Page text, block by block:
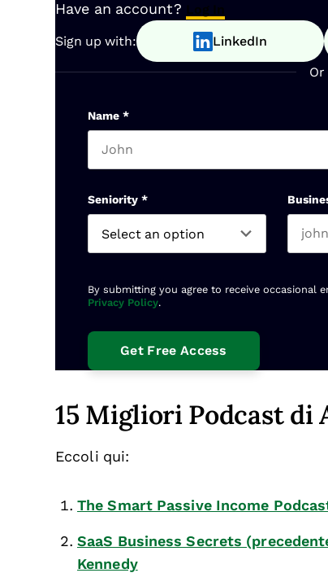
Have an account? Log In
Sign up with: LinkedIn
Or
Name *
Seniority *
By submitting you agree to receive occasional
Privacy Policy.
15 Migliori Podcast
Eccoli qui:
The Smart Passive Income
SaaS Business Secrets
Kennedy